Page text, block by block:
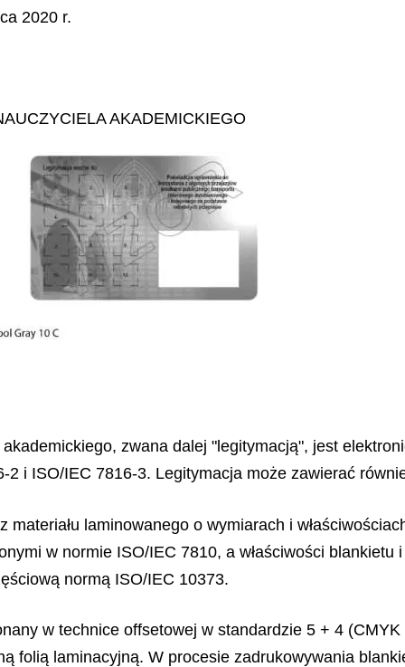
2020 r.
AKADEMICKIEGO
zwana dalej "legitymacją", jest
i ISO/IEC 7816-3. Legitymacja może zawierać
materiału laminowanego o wymiarach i
w normie ISO/IEC 7810, a właściwości
normą ISO/IEC 10373.
w technice offsetowej w standardzie 5 + 4
folią laminacyjną. W procesie zadrukowywania